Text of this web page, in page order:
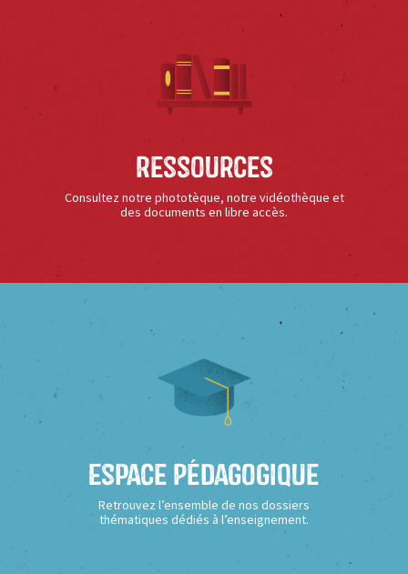
Ressources
Consultez notre phototèque, notre vidéothèque et
des documents en libre accès.
Espace Pédagogique
Retrouvez l’ensemble de nos dossiers
thématiques dédiés à l’enseignement.